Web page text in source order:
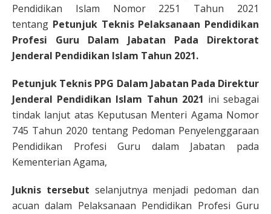
Pendidikan Islam Nomor 2251 Tahun 2021
tentang Petunjuk Teknis Pelaksanaan Pendidikan
Profesi Guru Dalam Jabatan Pada Direktorat
Jenderal Pendidikan Islam Tahun 2021.
Petunjuk Teknis PPG Dalam Jabatan Pada Direktur
Jenderal Pendidikan Islam Tahun 2021 ini sebagai
tindak lanjut atas Keputusan Menteri Agama Nomor
745 Tahun 2020 tentang Pedoman Penyelenggaraan
Pendidikan Profesi Guru dalam Jabatan pada
Kementerian Agama,
Juknis tersebut selanjutnya menjadi pedoman dan
acuan dalam Pelaksanaan Pendidikan Profesi Guru